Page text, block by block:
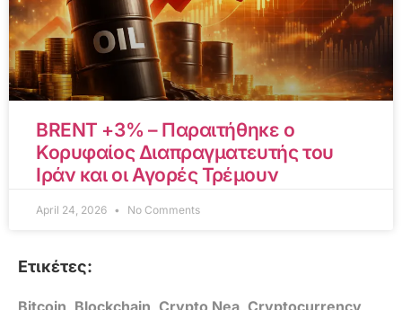
BRENT +3% – Παραιτήθηκε ο
Κορυφαίος Διαπραγματευτής του
Ιράν και οι Αγορές Τρέμουν
April 24, 2026 No Comments
Ετικέτες: